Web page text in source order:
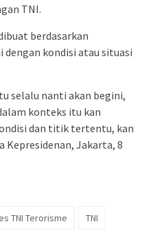
TNI.
berdasarkan
dengan kondisi atau situasi
selalu nanti akan begini,
konteks itu kan
dan titik tertentu, kan
Kepresidenan, Jakarta, 8
TNI Terorisme
TNI